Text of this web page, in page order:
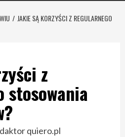
JAKIE SĄ KORZYŚCI Z REGULARNEGO
z
stosowania
quiero.pl